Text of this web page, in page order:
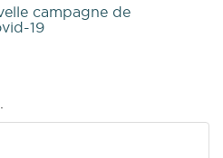
campagne de
19